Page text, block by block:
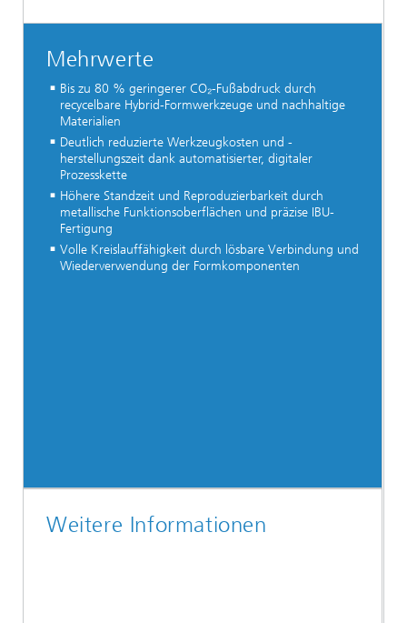
Mehrwerte
Bis zu 80 % geringerer CO₂-Fußabdruck durch
recycelbare Hybrid-Formwerkzeuge und nachhaltige
Materialien
Deutlich reduzierte Werkzeugkosten und -
herstellungszeit dank automatisierter, digitaler
Prozesskette
Höhere Standzeit und Reproduzierbarkeit durch
metallische Funktionsoberflächen und präzise IBU-
Fertigung
Volle Kreislauffähigkeit durch lösbare Verbindung und
Wiederverwendung der Formkomponenten
Weitere Informationen